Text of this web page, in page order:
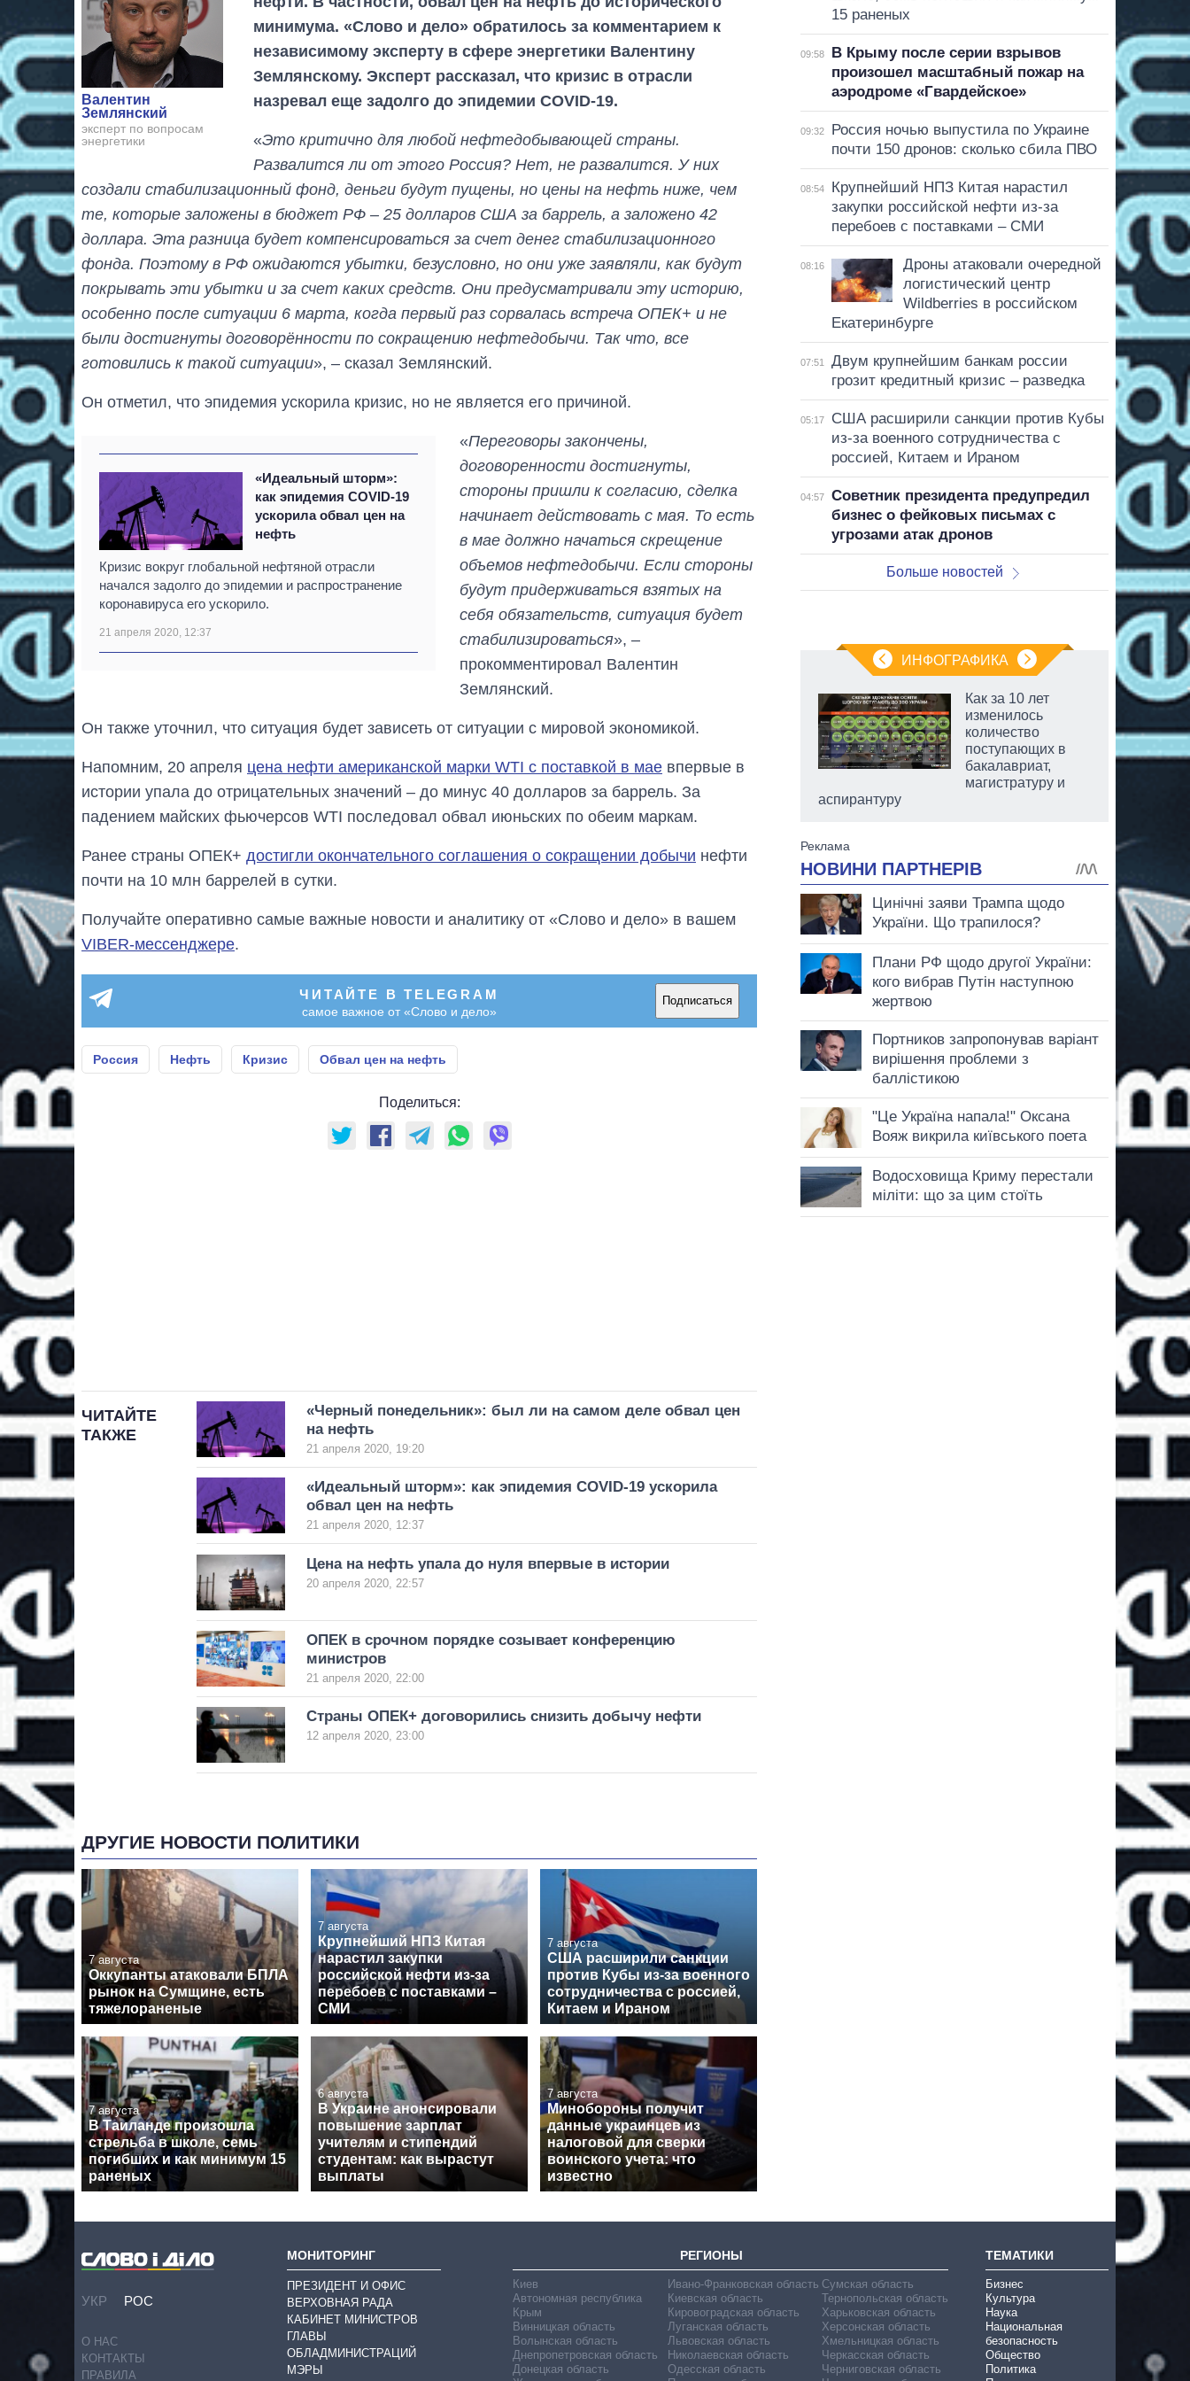
Валентин
Землянский
эксперт по вопросам
энергетики
минимума. «Слово и дело» обратилось за комментарием к
независимому эксперту в сфере энергетики Валентину
Землянскому. Эксперт рассказал, что кризис в отрасли
назревал еще задолго до эпидемии COVID-19.
«Это критично для любой нефтедобывающей страны.
Развалится ли от этого Россия? Нет, не развалится. У них
создали стабилизационный фонд, деньги будут пущены, но цены на нефть ниже, чем
те, которые заложены в бюджет РФ – 25 долларов США за баррель, а заложено 42
доллара. Эта разница будет компенсироваться за счет денег стабилизационного
фонда. Поэтому в РФ ожидаются убытки, безусловно, но они уже заявляли, как будут
покрывать эти убытки и за счет каких средств. Они предусматривали эту историю,
особенно после ситуации 6 марта, когда первый раз сорвалась встреча ОПЕК+ и не
были достигнуты договорённости по сокращению нефтедобычи. Так что, все
готовились к такой ситуации», – сказал Землянский.
Он отметил, что эпидемия ускорила кризис, но не является его причиной.
«Идеальный шторм»:
как эпидемия COVID-19
ускорила обвал цен на
нефть
Кризис вокруг глобальной нефтяной отрасли
начался задолго до эпидемии и распространение
коронавируса его ускорило.
21 апреля 2020, 12:37
«Переговоры закончены,
договоренности достигнуты,
стороны пришли к согласию, сделка
начинает действовать с мая. То есть
в мае должно начаться скрещение
объемов нефтедобычи. Если стороны
будут придерживаться взятых на
себя обязательств, ситуация будет
стабилизироваться», –
прокомментировал Валентин
Землянский.
Он также уточнил, что ситуация будет зависеть от ситуации с мировой экономикой.
Напомним, 20 апреля цена нефти американской марки WTI с поставкой в мае впервые в
истории упала до отрицательных значений – до минус 40 долларов за баррель. За
падением майских фьючерсов WTI последовал обвал июньских по обеим маркам.
Ранее страны ОПЕК+ достигли окончательного соглашения о сокращении добычи нефти
почти на 10 млн баррелей в сутки.
Получайте оперативно самые важные новости и аналитику от «Слово и дело» в вашем
VIBER-мессенджере.
ЧИТАЙТЕ В TELEGRAM
самое важное от «Слово и дело»
Подписаться
Россия Нефть Кризис Обвал цен на нефть
Поделиться:
ЧИТАЙТЕ
ТАКЖЕ
«Черный понедельник»: был ли на самом деле обвал цен
на нефть
21 апреля 2020, 19:20
«Идеальный шторм»: как эпидемия COVID-19 ускорила
обвал цен на нефть
21 апреля 2020, 12:37
Цена на нефть упала до нуля впервые в истории
20 апреля 2020, 22:57
ОПЕК в срочном порядке созывает конференцию
министров
21 апреля 2020, 22:00
Страны ОПЕК+ договорились снизить добычу нефти
12 апреля 2020, 23:00
ДРУГИЕ НОВОСТИ ПОЛИТИКИ
7 августа
Оккупанты атаковали БПЛА
рынок на Сумщине, есть
тяжелораненые
7 августа
Крупнейший НПЗ Китая
нарастил закупки
российской нефти из-за
перебоев с поставками –
СМИ
7 августа
США расширили санкции
против Кубы из-за военного
сотрудничества с россией,
Китаем и Ираном
7 августа
В Таиланде произошла
стрельба в школе, семь
погибших и как минимум 15
раненых
6 августа
В Украине анонсировали
повышение зарплат
учителям и стипендий
студентам: как вырастут
выплаты
7 августа
Минобороны получит
данные украинцев из
налоговой для сверки
воинского учета: что
известно
15 раненых
09:58
В Крыму после серии взрывов
произошел масштабный пожар на
аэродроме «Гвардейское»
09:32
Россия ночью выпустила по Украине
почти 150 дронов: сколько сбила ПВО
08:54
Крупнейший НПЗ Китая нарастил
закупки российской нефти из-за
перебоев с поставками – СМИ
08:16
Дроны атаковали очередной
логистический центр
Wildberries в российском
Екатеринбурге
07:51
Двум крупнейшим банкам россии
грозит кредитный кризис – разведка
05:17
США расширили санкции против Кубы
из-за военного сотрудничества с
россией, Китаем и Ираном
04:57
Советник президента предупредил
бизнес о фейковых письмах с
угрозами атак дронов
Больше новостей
ИНФОГРАФИКА
холодную воду в
на начало августа
Как за 10 лет
изменилось
количество
поступающих в
бакалавриат,
магистратуру и
аспирантуру
УКР РОС
О НАС
КОНТАКТЫ
ПРАВИЛА
МОНИТОРИНГ
ПРЕЗИДЕНТ И ОФИС
ВЕРХОВНАЯ РАДА
КАБИНЕТ МИНИСТРОВ
ГЛАВЫ
ОБЛАДМИНИСТРАЦИЙ
МЭРЫ
РЕГИОНЫ
Киев
Автономная республика
Крым
Винницкая область
Волынская область
Днепропетровская область
Донецкая область
Ивано-Франковская область
Киевская область
Кировоградская область
Луганская область
Львовская область
Николаевская область
Одесская область
Сумская область
Тернопольская область
Харьковская область
Херсонская область
Хмельницкая область
Черкасская область
Черниговская область
ТЕМАТИКИ
Бизнес
Культура
Наука
Национальная
безопасность
Общество
Политика